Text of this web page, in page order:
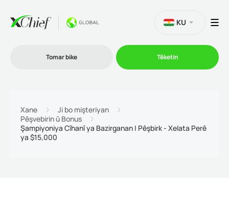
Platformên
KU
Tomar bike Têketin
Xane
Ji bo mişteriyan
Pêşvebirin û Bonus
Şampiyoniya Cîhanî ya Bazirganan | Pêşbirk - Xelata Perê
ya $15,000